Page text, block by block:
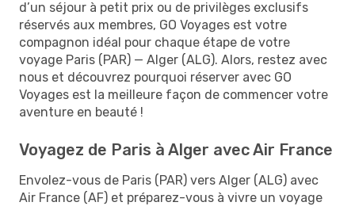
d’un séjour à petit prix ou de privilèges exclusifs
réservés aux membres, GO Voyages est votre
compagnon idéal pour chaque étape de votre
voyage Paris (PAR) — Alger (ALG). Alors, restez avec
nous et découvrez pourquoi réserver avec GO
Voyages est la meilleure façon de commencer votre
aventure en beauté !
Voyagez de Paris à Alger avec Air France
Envolez-vous de Paris (PAR) vers Alger (ALG) avec
Air France (AF) et préparez-vous à vivre un voyage